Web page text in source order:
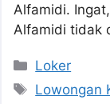
Alfamidi.
Alfamidi tidak
Kategori
Loker
Tag
Lowongan